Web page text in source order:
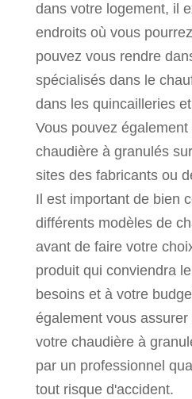
dans votre logement, il
endroits où vous
pouvez vous rendre
spécialisés dans le
dans les quincailleries
Vous pouvez
chaudière à granulés
sites des fabricants
Il est important de bien
différents modèles de
avant de faire votre
produit qui conviendra
besoins et à votre
également vous
votre chaudière à
par un professionnel
tout risque d'accident.